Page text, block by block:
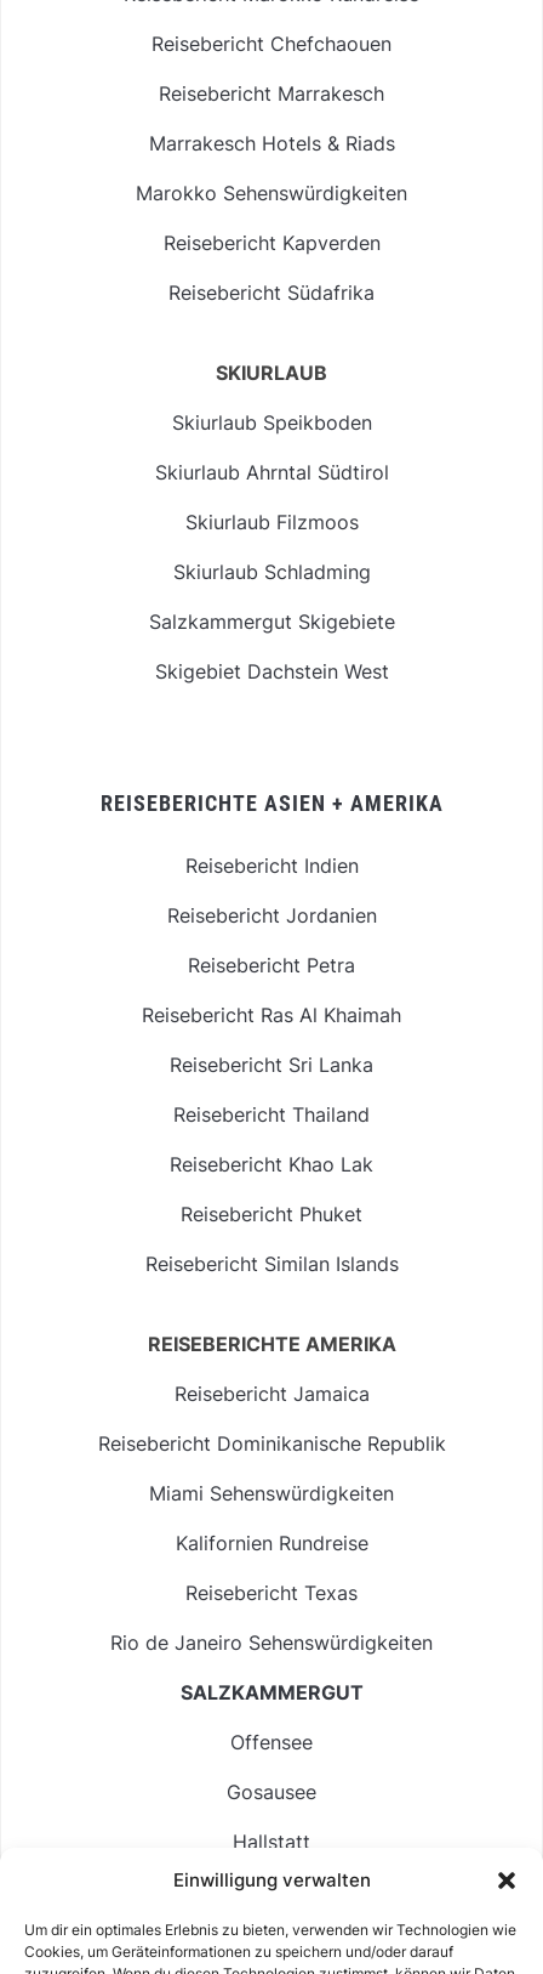
Einwilligung verwalten
Um dir ein optimales Erlebnis zu bieten, verwenden wir Technologien wie
Cookies, um Geräteinformationen zu speichern und/oder darauf
Reisebericht Chefchaouen
Reisebericht Marrakesch
Marrakesch Hotels & Riads
Marokko Sehenswürdigkeiten
Reisebericht Kapverden
Reisebericht Südafrika
SKIURLAUB
Skiurlaub Speikboden
Skiurlaub Ahrntal Südtirol
Skiurlaub Filzmoos
Skiurlaub Schladming
Salzkammergut Skigebiete
Skigebiet Dachstein West
REISEBERICHTE ASIEN + AMERIKA
Reisebericht Indien
Reisebericht Jordanien
Reisebericht Petra
Reisebericht Ras Al Khaimah
Reisebericht Sri Lanka
Reisebericht Thailand
Reisebericht Khao Lak
Reisebericht Phuket
Reisebericht Similan Islands
REISEBERICHTE AMERIKA
Reisebericht Jamaica
Reisebericht Dominikanische Republik
Miami Sehenswürdigkeiten
Kalifornien Rundreise
Reisebericht Texas
Rio de Janeiro Sehenswürdigkeiten
SALZKAMMERGUT
Offensee
Gosausee
Hallstatt
Langbathsee
Altausseer See